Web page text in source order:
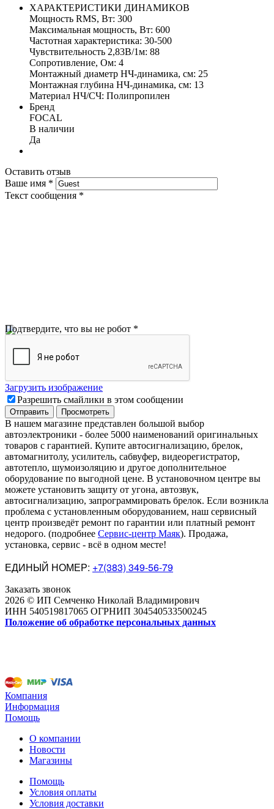
ХАРАКТЕРИСТИКИ ДИНАМИКОВ
Мощность RMS, Вт: 300
Максимальная мощность, Вт: 600
Частотная характеристика: 30-500
Чувствительность 2,83В/1м: 88
Сопротивление, Ом: 4
Монтажный диаметр НЧ-динамика, см: 25
Монтажная глубина НЧ-динамика, см: 13
Материал НЧ/СЧ: Полипропилен
Бренд
FOCAL
В наличии
Да
Оставить отзыв
Ваше имя *
Текст сообщения *
Подтвердите, что вы не робот *
Загрузить изображение
Разрешить смайлики в этом сообщении
В нашем магазине представлен большой выбор
автоэлектроники - более 5000 наименований оригинальных
товаров с гарантией. Купите автосигнализацию, брелок,
автомагнитолу, усилитель, сабвуфер, видеорегистратор,
автотепло, шумоизоляцию и другое дополнительное
оборудование по выгодной цене. В установочном центре вы
можете установить защиту от угона, автозвук,
автосигнализацию, запрограммировать брелок. Если возникла
проблема с установленным оборудованием, наш сервисный
центр произведёт ремонт по гарантии или платный ремонт
недорого. (подробнее Сервис-центр Маяк). Продажа,
установка, сервис - всё в одном месте!
ЕДИНЫЙ НОМЕР: +7(383) 349-56-79
Заказать звонок
2026 © ИП Семченко Николай Владимирович
ИНН 540519817065 ОГРНИП 304540533500245
Положение об обработке персональных данных
Компания
Информация
Помощь
О компании
Новости
Магазины
Помощь
Условия оплаты
Условия доставки